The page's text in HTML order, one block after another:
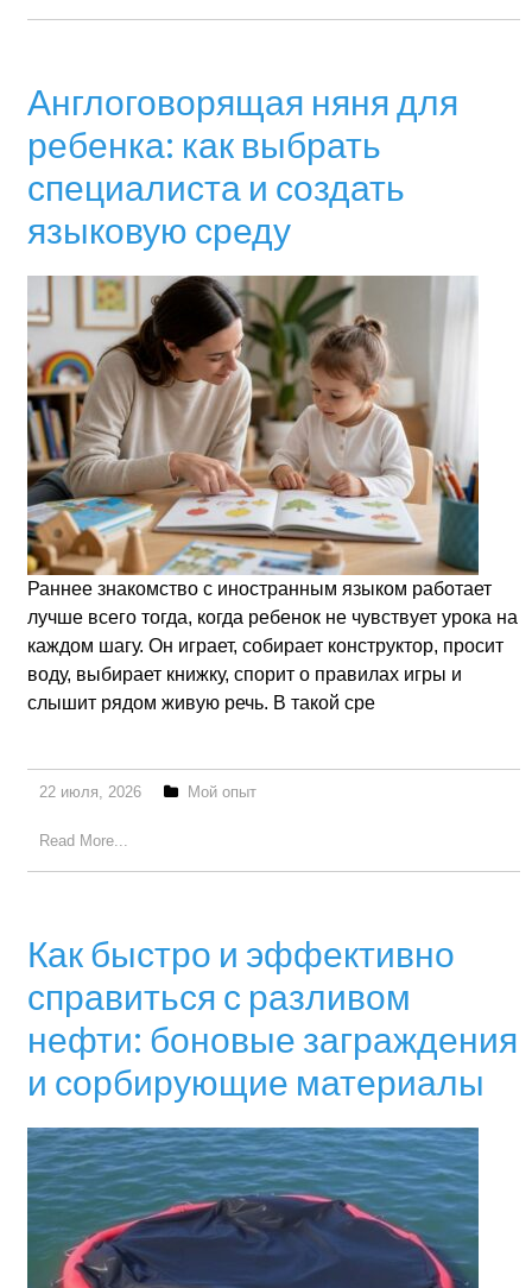
Англоговорящая няня для
ребенка: как выбрать
специалиста и создать
языковую среду
Раннее знакомство с иностранным языком работает
лучше всего тогда, когда ребенок не чувствует урока на
каждом шагу. Он играет, собирает конструктор, просит
воду, выбирает книжку, спорит о правилах игры и
слышит рядом живую речь. В такой сре
22 июля, 2026 Мой опыт
Read More...
Как быстро и эффективно
справиться с разливом
нефти: боновые заграждения
и сорбирующие материалы